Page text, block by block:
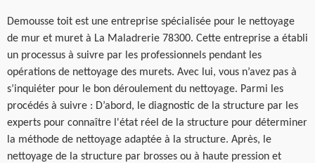
Demousse toit est une entreprise spécialisée pour le nettoyage
de mur et muret à La Maladrerie 78300. Cette entreprise a établi
un processus à suivre par les professionnels pendant les
opérations de nettoyage des murets. Avec lui, vous n’avez pas à
s’inquiéter pour le bon déroulement du nettoyage. Parmi les
procédés à suivre : D’abord, le diagnostic de la structure par les
experts pour connaître l'état réel de la structure pour déterminer
la méthode de nettoyage adaptée à la structure. Après, le
nettoyage de la structure par brosses ou à haute pression et